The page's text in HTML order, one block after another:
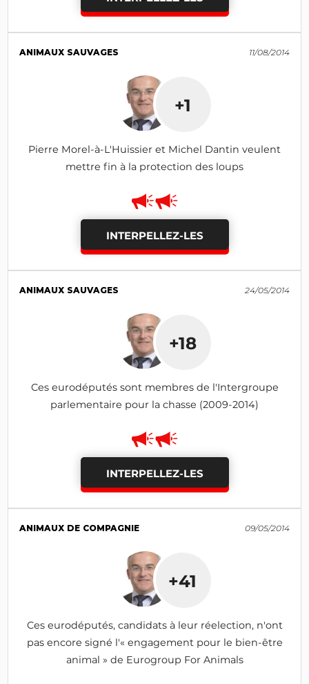
ANIMAUX SAUVAGES 11/08/2014
+1
Pierre Morel-à-L'Huissier et Michel Dantin veulent
mettre fin à la protection des loups
INTERPELLEZ-LES
ANIMAUX SAUVAGES 24/05/2014
+18
Ces eurodéputés sont membres de l'Intergroupe
parlementaire pour la chasse (2009-2014)
INTERPELLEZ-LES
ANIMAUX DE COMPAGNIE 09/05/2014
+41
Ces eurodéputés, candidats à leur réelection, n'ont
pas encore signé l'« engagement pour le bien-être
animal » de Eurogroup For Animals